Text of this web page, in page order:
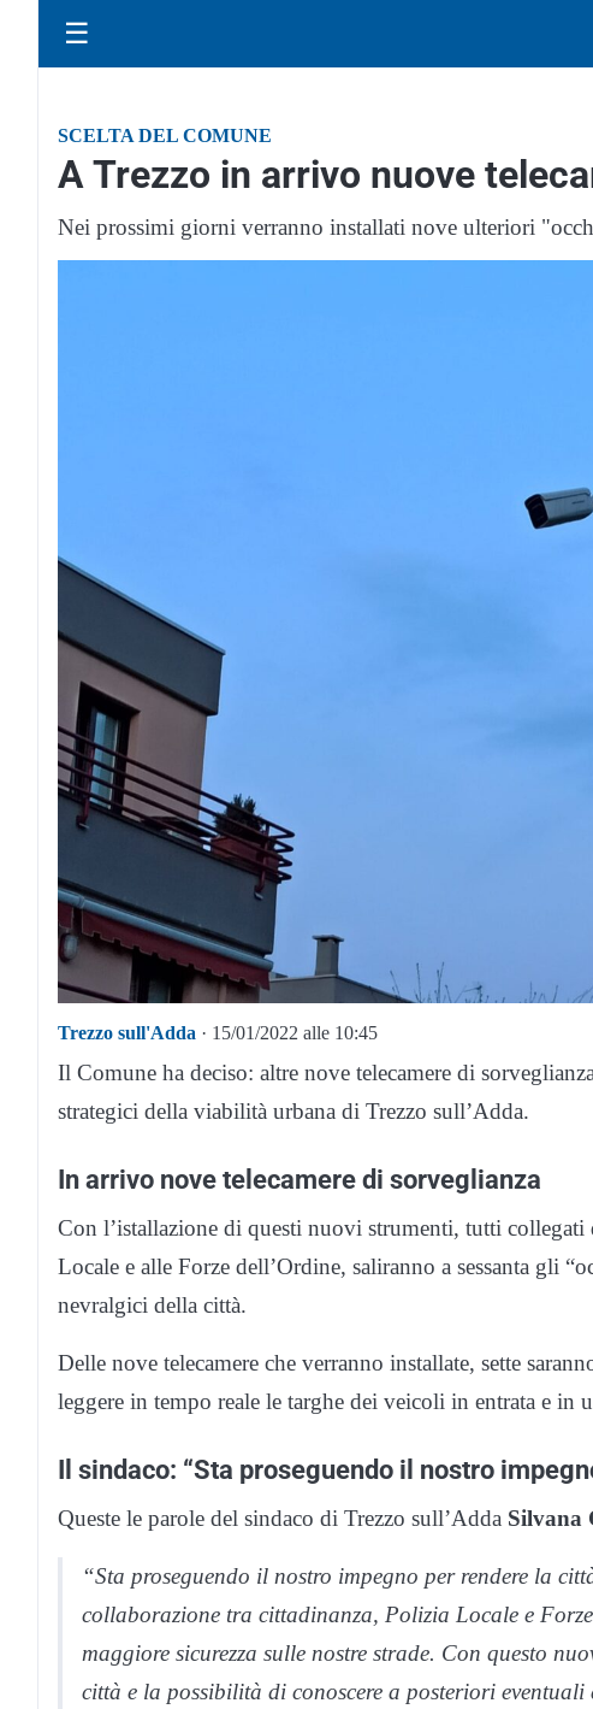
☰
SCELTA DEL COMUNE
A Trezzo in arrivo nuove
Nei prossimi giorni verranno installati nove ulteriori
Trezzo sull'Adda · 15/01/2022 alle 10:45
Il Comune ha deciso: altre nove telecamere di
strategici della viabilità urbana di Trezzo sull’Adda.
In arrivo nove telecamere di sorveglianza
Con l’istallazione di questi nuovi strumenti, tutti collegati
Locale e alle Forze dell’Ordine, saliranno a sessanta gli
nevralgici della città.
Delle nove telecamere che verranno installate, sette
leggere in tempo reale le targhe dei veicoli in entrata e in
Il sindaco: “Sta proseguendo il nostro
Queste le parole del sindaco di Trezzo sull’Adda Silvana
“Sta proseguendo il nostro impegno per rendere la
collaborazione tra cittadinanza, Polizia Locale e
maggiore sicurezza sulle nostre strade. Con questo
città e la possibilità di conoscere a posteriori eventuali